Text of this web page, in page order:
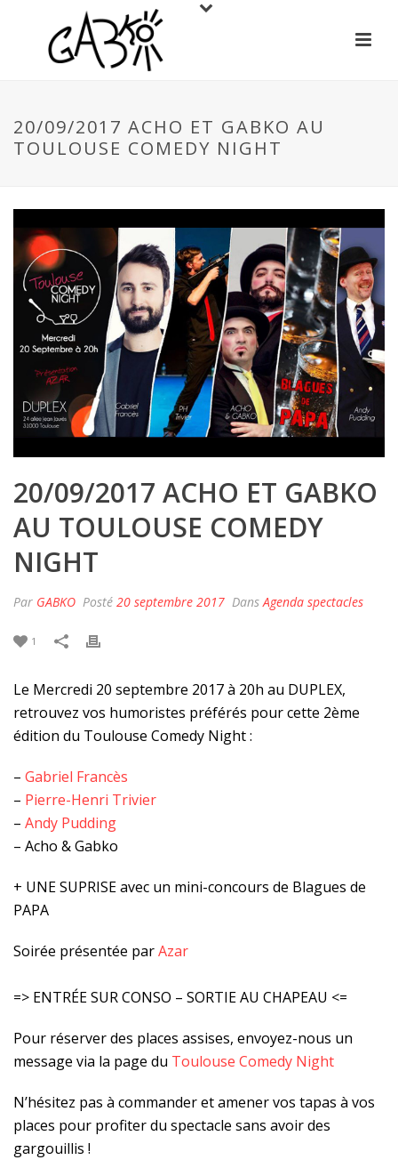
20/09/2017 ACHO ET GABKO AU
TOULOUSE COMEDY NIGHT
20/09/2017 ACHO ET GABKO
AU TOULOUSE COMEDY
NIGHT
Par GABKO Posté 20 septembre 2017 Dans Agenda spectacles
1
Le Mercredi 20 septembre 2017 à 20h au DUPLEX,
retrouvez vos humoristes préférés pour cette 2ème
édition du Toulouse Comedy Night :
– Gabriel Francès
– Pierre-Henri Trivier
– Andy Pudding
– Acho & Gabko
+ UNE SUPRISE avec un mini-concours de Blagues de
PAPA
Soirée présentée parAzar
=> ENTRÉE SUR CONSO – SORTIE AU CHAPEAU <=
Pour réserver des places assises, envoyez-nous un
message via la page du Toulouse Comedy Night
N’hésitez pas à commander et amener vos tapas à vos
places pour profiter du spectacle sans avoir des
gargouillis !